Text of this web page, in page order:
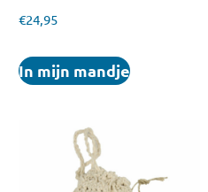
€24,95
In mijn mandje